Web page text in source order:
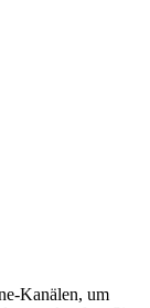
Kanälen, um